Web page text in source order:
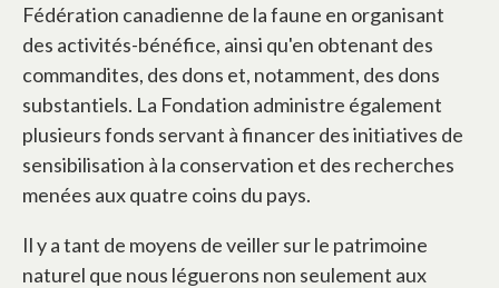
Fédération canadienne de la faune en organisant
des activités-bénéfice, ainsi qu'en obtenant des
commandites, des dons et, notamment, des dons
substantiels. La Fondation administre également
plusieurs fonds servant à financer des initiatives de
sensibilisation à la conservation et des recherches
menées aux quatre coins du pays.
Il y a tant de moyens de veiller sur le patrimoine
naturel que nous léguerons non seulement aux